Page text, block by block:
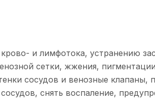
и лимфотока, устранению
сетки, жжения,
сосудов и венозные клапаны,
снять воспаление,